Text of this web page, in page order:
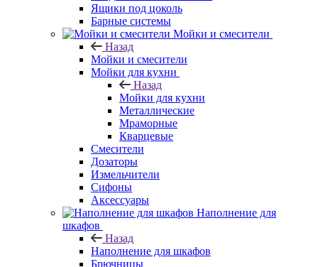
Ящики под цоколь
Барные системы
Мойки и смесители
Назад
Мойки и смесители
Мойки для кухни
Назад
Мойки для кухни
Металлические
Мраморные
Кварцевые
Смесители
Дозаторы
Измельчители
Сифоны
Аксессуары
Наполнение для
шкафов
Назад
Наполнение для шкафов
Брючницы